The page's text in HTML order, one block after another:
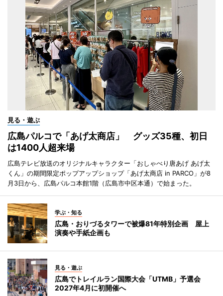
見る・遊ぶ
広島パルコで「あげ太商店」 グッズ35種、初日
は1400人超来場
広島テレビ放送のオリジナルキャラクター「おしゃべり唐あげ あげ太
くん」の期間限定ポップアップショップ「あげ太商店 in PARCO」が8
月3日から、広島パルコ本館1階（広島市中区本通）で始まった。
学ぶ・知る
広島・おりづるタワーで被爆81年特別企画 屋上
演奏や手紙企画も
見る・遊ぶ
広島でトレイルラン国際大会「UTMB」予選会
2027年4月に初開催へ